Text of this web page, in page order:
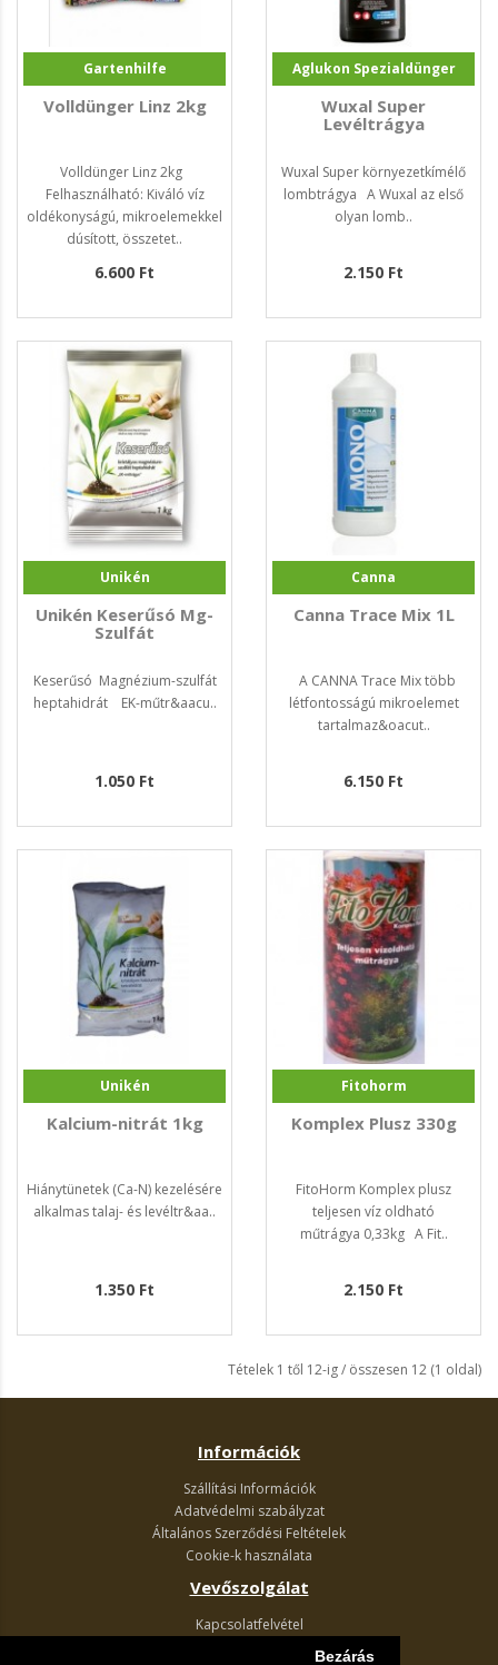
Bezárás
Gartenhilfe
Volldünger Linz 2kg
Volldünger Linz 2kg
Felhasználható: Kiváló víz
oldékonyságú, mikroelemekkel
dúsított, összetet..
6.600 Ft
Aglukon Spezialdünger
Wuxal Super
Levéltrágya
Wuxal Super környezetkímélő
lombtrágya A Wuxal az első
olyan lomb..
2.150 Ft
Unikén
Unikén Keserűsó Mg-
Szulfát
Keserűsó Magnézium-szulfát
heptahidrát EK-műtr&aacu..
1.050 Ft
Canna
Canna Trace Mix 1L
A CANNA Trace Mix több
létfontosságú mikroelemet
tartalmaz&oacut..
6.150 Ft
Unikén
Kalcium-nitrát 1kg
Hiánytünetek (Ca-N) kezelésére
alkalmas talaj- és levéltr&aa..
1.350 Ft
Fitohorm
Komplex Plusz 330g
FitoHorm Komplex plusz
teljesen víz oldható
műtrágya 0,33kg A Fit..
2.150 Ft
Tételek 1 től 12-ig / összesen 12 (1 oldal)
Információk
Szállítási Információk
Adatvédelmi szabályzat
Általános Szerződési Feltételek
Cookie-k használata
Vevőszolgálat
Kapcsolatfelvétel